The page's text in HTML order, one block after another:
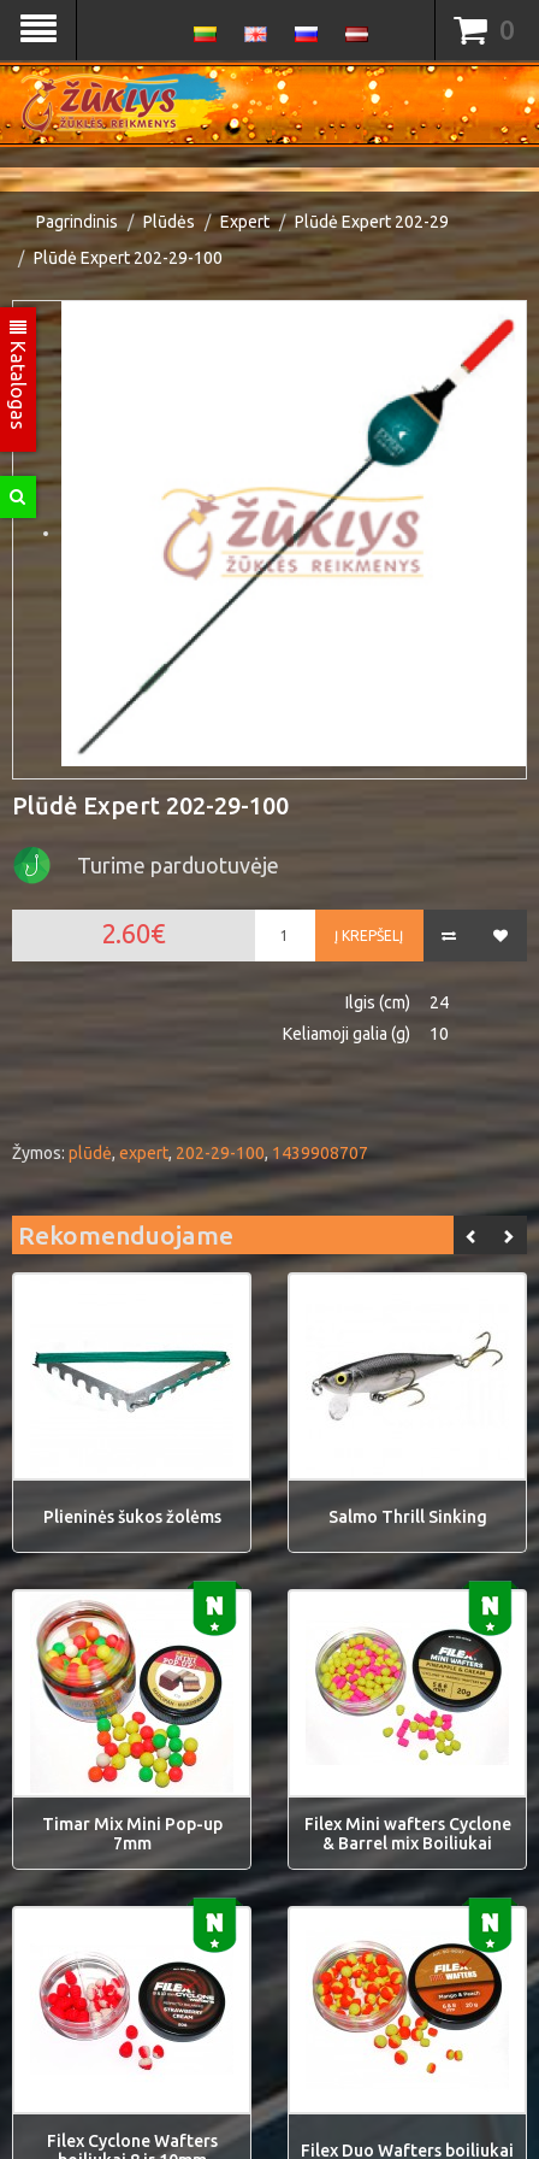
Katalogas
0
Pagrindinis Plūdės Expert
Plūdė Expert 202-29
Plūdė Expert 202-29-100
Plūdė Expert 202-29-100
Turime parduotuvėje
Į KREPŠELĮ
2.60€
Ilgis (cm)
24
Keliamoji galia (g)
10
Žymos: plūdė, expert, 202-29-100, 1439908707
Rekomenduojame
Plieninės šukos žolėms Salmo Thrill Sinking
Timar Mix Mini Pop-up
7mm
Filex Mini wafters Cyclone
& Barrel mix Boiliukai
Filex Cyclone Wafters
Filex Duo Wafters boiliukai